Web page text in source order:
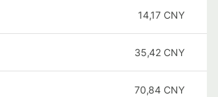
14,17 CNY
35,42 CNY
70,84 CNY